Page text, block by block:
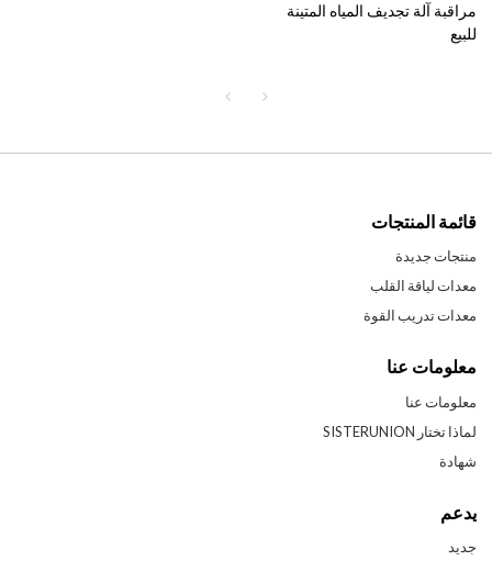
مراقبة آلة تجديف المياه المتينة
للبيع
قائمة المنتجات
منتجات جديدة
معدات لياقة القلب
معدات تدريب القوة
معلومات عنا
معلومات عنا
لماذا تختار SISTERUNION
شهادة
يدعم
جديد